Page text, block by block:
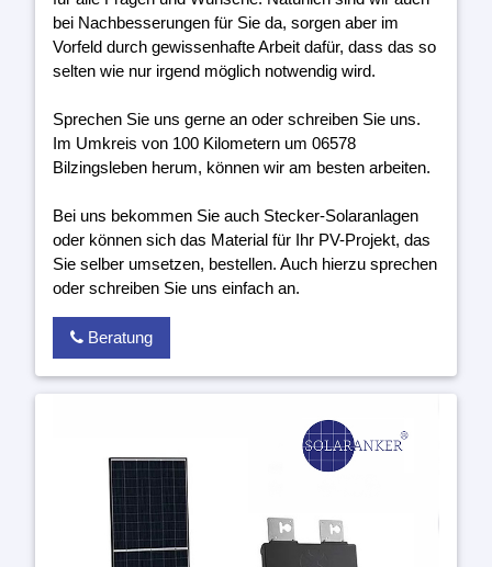
bei Nachbesserungen für Sie da, sorgen aber im
Vorfeld durch gewissenhafte Arbeit dafür, dass das so
selten wie nur irgend möglich notwendig wird.
Sprechen Sie uns gerne an oder schreiben Sie uns.
Im Umkreis von 100 Kilometern um 06578
Bilzingsleben herum, können wir am besten arbeiten.
Bei uns bekommen Sie auch Stecker-Solaranlagen
oder können sich das Material für Ihr PV-Projekt, das
Sie selber umsetzen, bestellen. Auch hierzu sprechen
oder schreiben Sie uns einfach an.
Beratung